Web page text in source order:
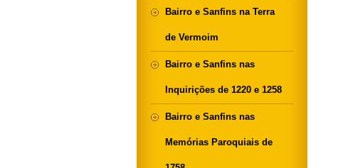
Bairro e Sanfins na Terra
de Vermoim
Bairro e Sanfins nas
Inquirições de 1220 e 1258
Bairro e Sanfins nas
Memórias Paroquiais de